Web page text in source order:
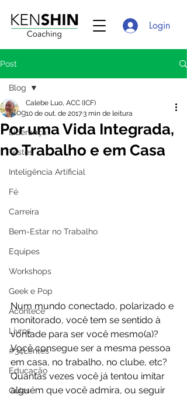
Login
Post
Blog
Liderança
Testes
Inteligência Artificial
Fé
Carreira
Bem-Estar no Trabalho
Equipes
Workshops
Geek e Pop
Acontece
Livros
#34Lentes
Educação
Guias
Blog
Por uma Vida Integrada,
no Trabalho e em Casa
Calebe Luo, ACC (ICF)
10 de out. de 20173 min de leitura
Num mundo conectado, polarizado e
monitorado, você tem se sentido à
vontade para ser você mesmo(a)?
Você consegue ser a mesma pessoa
em casa, no trabalho, no clube, etc?
Quantas vezes você já tentou imitar
alguém que você admira, ou seguir